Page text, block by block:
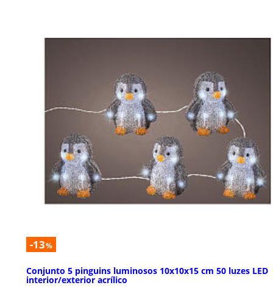
-13%
Conjunto 5 pinguins luminosos 10x10x15 cm 50 luzes LED
interior/exterior acrílico